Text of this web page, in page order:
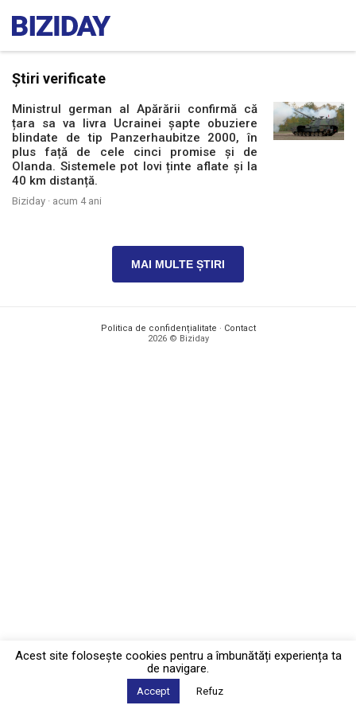
Știri verificate
Ministrul german al Apărării confirmă că
țara sa va livra Ucrainei șapte obuziere
blindate de tip Panzerhaubitze 2000, în
plus față de cele cinci promise și de
Olanda. Sistemele pot lovi ținte aflate și la
40 km distanță.
Biziday · acum 4 ani
MAI MULTE ȘTIRI
Politica de confidențialitate · Contact
2026 © Biziday
Acest site foloseşte cookies pentru a îmbunătăți experiența ta
de navigare.
Accept Refuz